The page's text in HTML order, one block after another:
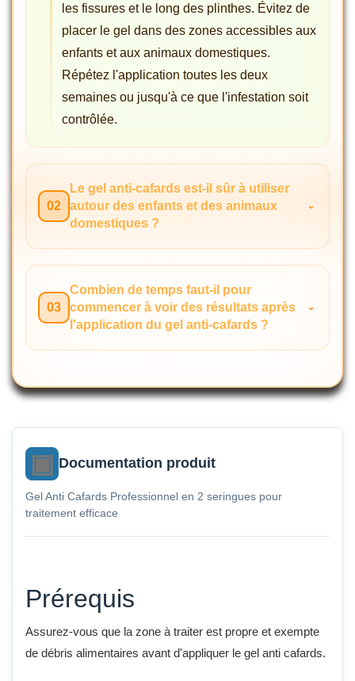
les fissures et le long des plinthes. Évitez de
placer le gel dans des zones accessibles aux
enfants et aux animaux domestiques.
Répétez l'application toutes les deux
semaines ou jusqu'à ce que l'infestation soit
contrôlée.
02
Le gel anti-cafards est-il sûr à utiliser
autour des enfants et des animaux
domestiques ?
03
Combien de temps faut-il pour
commencer à voir des résultats après
l'application du gel anti-cafards ?
Documentation produit
Gel Anti Cafards Professionnel en 2 seringues pour
traitement efficace
Prérequis
Assurez-vous que la zone à traiter est propre et exempte
de débris alimentaires avant d'appliquer le gel anti cafards.